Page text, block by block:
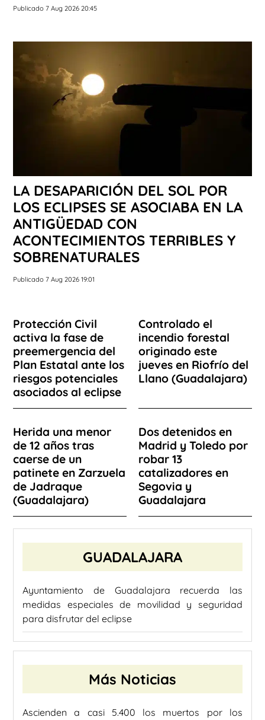
Publicado 7 Aug 2026 20:45
LA DESAPARICIÓN DEL SOL POR
LOS ECLIPSES SE ASOCIABA EN LA
ANTIGÜEDAD CON
ACONTECIMIENTOS TERRIBLES Y
SOBRENATURALES
Publicado 7 Aug 2026 19:01
Protección Civil
activa la fase de
preemergencia del
Plan Estatal ante los
riesgos potenciales
asociados al eclipse
Controlado el
incendio forestal
originado este
jueves en Riofrío del
Llano (Guadalajara)
Herida una menor
de 12 años tras
caerse de un
patinete en Zarzuela
de Jadraque
(Guadalajara)
Dos detenidos en
Madrid y Toledo por
robar 13
catalizadores en
Segovia y
Guadalajara
GUADALAJARA
Ayuntamiento de Guadalajara recuerda las
medidas especiales de movilidad y seguridad
para disfrutar del eclipse
Más Noticias
Ascienden a casi 5.400 los muertos por los